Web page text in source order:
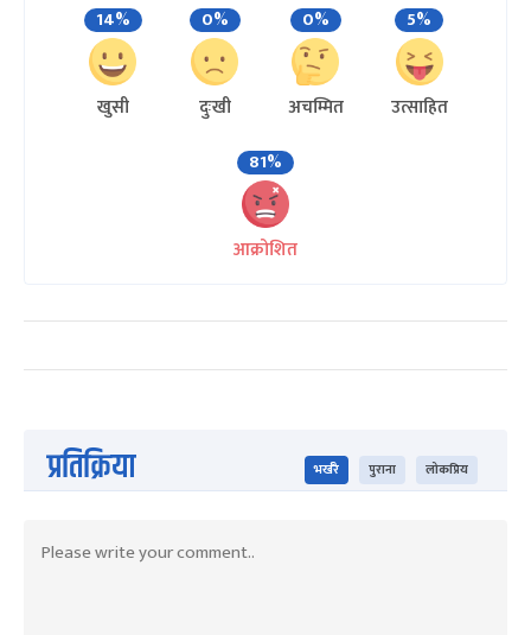
14%
खुसी
0%
दुःखी
0%
अचम्मित
5%
उत्साहित
81%
आक्रोशित
प्रतिक्रिया भर्खरै पुराना लोकप्रिय